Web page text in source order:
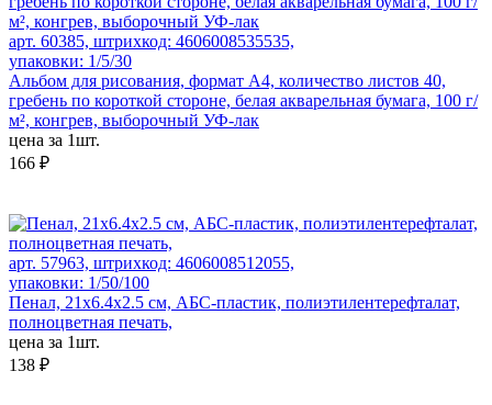
арт. 60385, штрихкод: 4606008535535,
упаковки: 1/5/30
Альбом для рисования, формат А4, количество листов 40,
гребень по короткой стороне, белая акварельная бумага, 100 г/
м², конгрев, выборочный УФ-лак
цена за 1шт.
166 ₽
арт. 57963, штрихкод: 4606008512055,
упаковки: 1/50/100
Пенал, 21х6.4х2.5 см, АБС-пластик, полиэтилентерефталат,
полноцветная печать,
цена за 1шт.
138 ₽